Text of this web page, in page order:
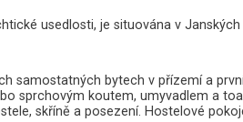
usedlosti, je situována v
samostatných bytech v přízemí a
sprchovým koutem, umyvadlem a
skříně a posezení. Hostelové